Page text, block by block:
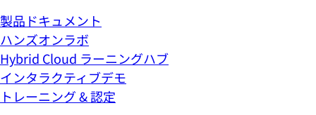
製品ドキュメント
ハンズオンラボ
Hybrid Cloud ラーニングハブ
インタラクティブデモ
トレーニング & 認定